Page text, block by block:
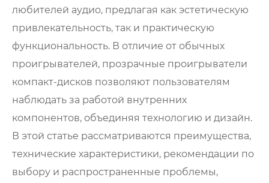
любителей аудио, предлагая как эстетическую
привлекательность, так и практическую
функциональность. В отличие от обычных
проигрывателей, прозрачные проигрыватели
компакт-дисков позволяют пользователям
наблюдать за работой внутренних
компонентов, объединяя технологию и дизайн.
В этой статье рассматриваются преимущества,
технические характеристики, рекомендации по
выбору и распространенные проблемы,